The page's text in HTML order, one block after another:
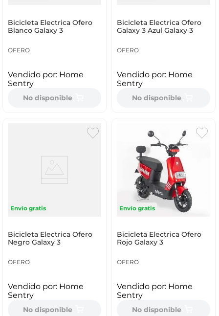
Bicicleta Electrica Ofero
Blanco Galaxy 3
OFERO
Vendido por: Home
Sentry
No disponible
Bicicleta Electrica Ofero
Galaxy 3 Azul Galaxy 3
OFERO
Vendido por: Home
Sentry
No disponible
Envío gratis
Bicicleta Electrica Ofero
Negro Galaxy 3
OFERO
Vendido por: Home
Sentry
No disponible
Envío gratis
Bicicleta Electrica Ofero
Rojo Galaxy 3
OFERO
Vendido por: Home
Sentry
No disponible